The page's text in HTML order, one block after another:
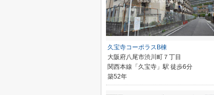
久宝寺コーポラスB棟
大阪府八尾市渋川町７丁目
関西本線「久宝寺」駅 徒歩6分
築52年